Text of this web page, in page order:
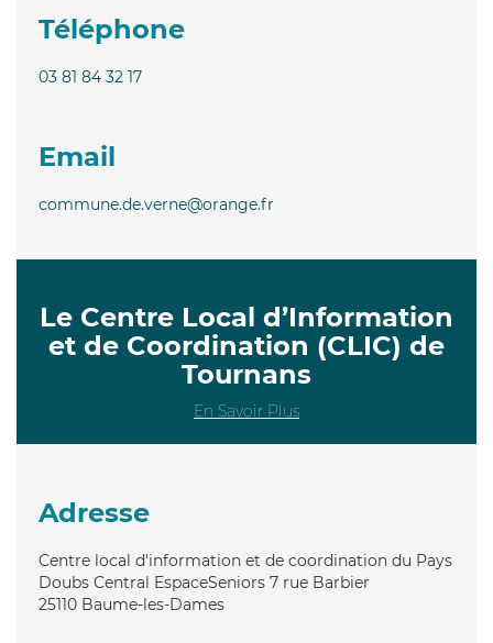
Téléphone
03 81 84 32 17
Email
commune.de.verne@orange.fr
Le Centre Local d’Information
et de Coordination (CLIC) de
Tournans
En Savoir Plus
Adresse
Centre local d'information et de coordination du Pays
Doubs Central EspaceSeniors 7 rue Barbier
25110 Baume-les-Dames